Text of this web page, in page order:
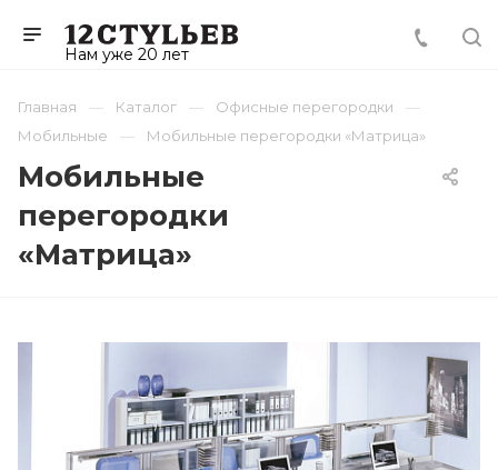
Нам уже 20 лет
Главная Каталог
Офисные перегородки
Мобильные
Мобильные перегородки «Матрица»
Мобильные
перегородки
«Матрица»